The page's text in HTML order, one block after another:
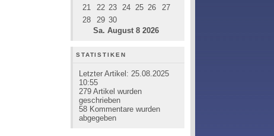
Sa. August 8 2026
21
22 23 24 25 26
27
28
29 30
STATISTIKEN
Letzter Artikel: 25.08.2025
10:55
279Artikel wurden
geschrieben
58Kommentare wurden
abgegeben